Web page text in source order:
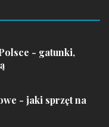
- gatunki,
- jaki sprzęt na